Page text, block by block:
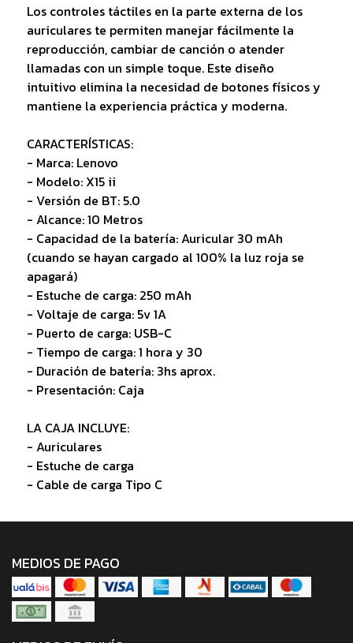
Los controles táctiles en la parte externa de los
auriculares te permiten manejar fácilmente la
reproducción, cambiar de canción o atender
llamadas con un simple toque. Este diseño
intuitivo elimina la necesidad de botones físicos y
mantiene la experiencia práctica y moderna.
CARACTERÍSTICAS:
- Marca: Lenovo
- Modelo: X15 ii
- Versión de BT: 5.0
- Alcance: 10 Metros
- Capacidad de la batería: Auricular 30 mAh
(cuando se hayan cargado al 100% la luz roja se
apagará)
- Estuche de carga: 250 mAh
- Voltaje de carga: 5v 1A
- Puerto de carga: USB-C
- Tiempo de carga: 1 hora y 30
- Duración de batería: 3hs aprox.
- Presentación: Caja
LA CAJA INCLUYE:
- Auriculares
- Estuche de carga
- Cable de carga Tipo C
MEDIOS DE PAGO